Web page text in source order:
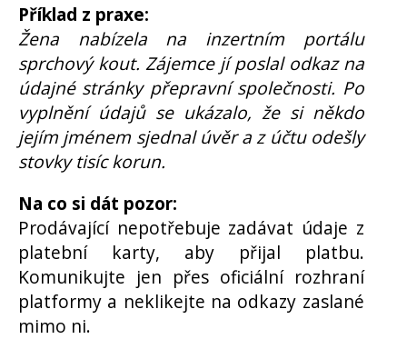
Příklad z praxe:
Žena nabízela na inzertním portálu
sprchový kout. Zájemce jí poslal odkaz na
údajné stránky přepravní společnosti. Po
vyplnění údajů se ukázalo, že si někdo
jejím jménem sjednal úvěr a z účtu odešly
stovky tisíc korun.
Na co si dát pozor:
Prodávající nepotřebuje zadávat údaje z
platební karty, aby přijal platbu.
Komunikujte jen přes oficiální rozhraní
platformy a neklikejte na odkazy zaslané
mimo ni.